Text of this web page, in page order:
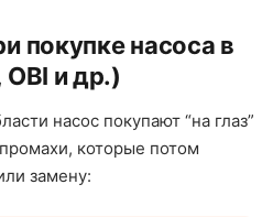
покупке насоса в
и др.)
насос покупают “на глаз”
которые потом
замену: